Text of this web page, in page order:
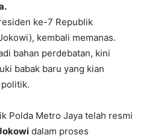
ke-7 Republik
kembali memanas.
bahan perdebatan, kini
babak baru yang kian
Polda Metro Jaya telah resmi
dalam proses